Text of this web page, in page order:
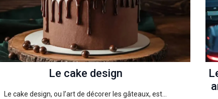
Le cake design
Le cake design, ou l’art de décorer les gâteaux, est…